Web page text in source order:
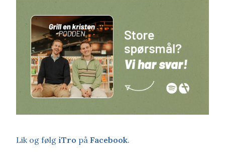
Lik og følg iTro på Facebook.